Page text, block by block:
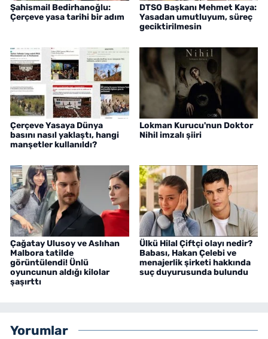
Şahismail Bedirhanoğlu:
Çerçeve yasa tarihi bir adım
DTSO Başkanı Mehmet Kaya:
Yasadan umutluyum, süreç
geciktirilmesin
Çerçeve Yasaya Dünya
basını nasıl yaklaştı, hangi
manşetler kullanıldı?
Lokman Kurucu'nun Doktor
Nihil imzalı şiiri
Çağatay Ulusoy ve Aslıhan
Malbora tatilde
görüntülendi! Ünlü
oyuncunun aldığı kilolar
şaşırttı
Ülkü Hilal Çiftçi olayı nedir?
Babası, Hakan Çelebi ve
menajerlik şirketi hakkında
suç duyurusunda bulundu
Yorumlar